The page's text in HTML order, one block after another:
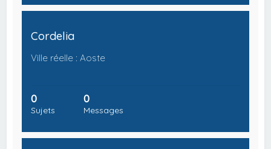
Cordelia
Ville réelle : Aoste
0
Sujets
0
Messages